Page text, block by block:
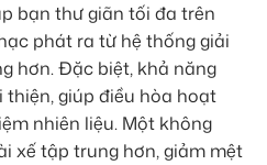
bạn thư giãn tối đa trên
phát ra từ hệ thống giải
hơn. Đặc biệt, khả năng
giúp điều hòa hoạt
nhiên liệu. Một không
xế tập trung hơn, giảm mệt